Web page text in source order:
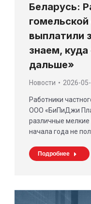
Беларусь:
выплатили
знаем,
дальше»
Новости 2026-
Работники
ООО «БиПиДжи
различные мелкие
начала года не
Подробнее